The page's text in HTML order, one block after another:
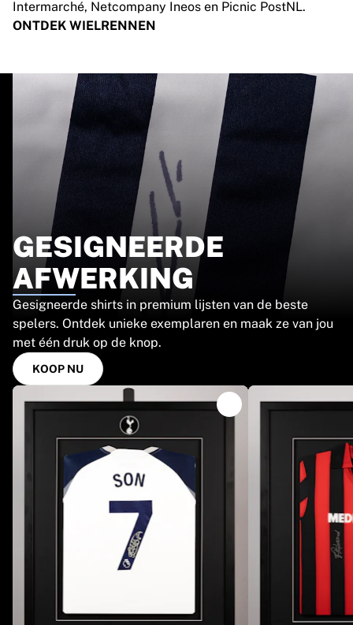
Intermarché, Netcompany Ineos en Picnic PostNL.
ONTDEK WIELRENNEN
GESIGNEERDE
AFWERKING
Gesigneerde shirts in premium lijsten van de beste
spelers. Ontdek unieke exemplaren en maak ze van jou
met één druk op de knop.
KOOP NU